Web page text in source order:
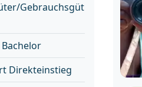
Gebrauchsgüt
Direkteinstieg